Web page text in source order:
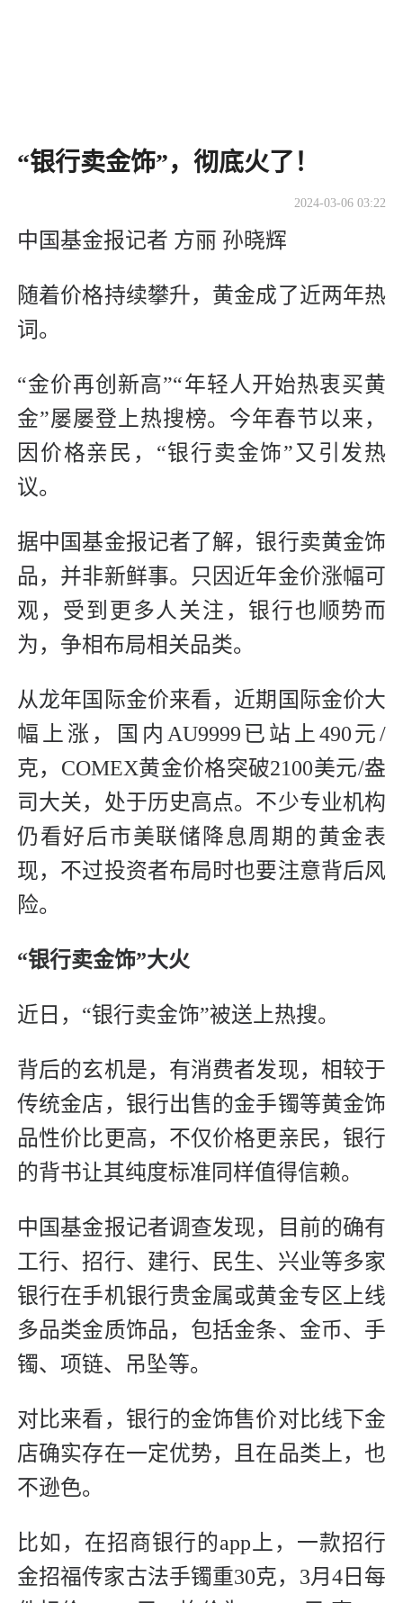
“银行卖金饰”，彻底火了！
2024-03-06 03:22
中国基金报记者 方丽 孙晓辉
随着价格持续攀升，黄金成了近两年热
词。
“金价再创新高”“年轻人开始热衷买黄
金”屡屡登上热搜榜。今年春节以来，
因价格亲民，“银行卖金饰”又引发热
议。
据中国基金报记者了解，银行卖黄金饰
品，并非新鲜事。只因近年金价涨幅可
观，受到更多人关注，银行也顺势而
为，争相布局相关品类。
从龙年国际金价来看，近期国际金价大
幅上涨，国内AU9999已站上490元/
克，COMEX黄金价格突破2100美元/盎
司大关，处于历史高点。不少专业机构
仍看好后市美联储降息周期的黄金表
现，不过投资者布局时也要注意背后风
险。
“银行卖金饰”大火
近日，“银行卖金饰”被送上热搜。
背后的玄机是，有消费者发现，相较于
传统金店，银行出售的金手镯等黄金饰
品性价比更高，不仅价格更亲民，银行
的背书让其纯度标准同样值得信赖。
中国基金报记者调查发现，目前的确有
工行、招行、建行、民生、兴业等多家
银行在手机银行贵金属或黄金专区上线
多品类金质饰品，包括金条、金币、手
镯、项链、吊坠等。
对比来看，银行的金饰售价对比线下金
店确实存在一定优势，且在品类上，也
不逊色。
比如，在招商银行的app上，一款招行
金招福传家古法手镯重30克，3月4日每